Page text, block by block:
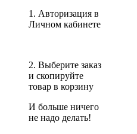
1. Авторизация в
Личном кабинете
2. Выберите заказ
и скопируйте
товар в корзину
И больше ничего
не надо делать!